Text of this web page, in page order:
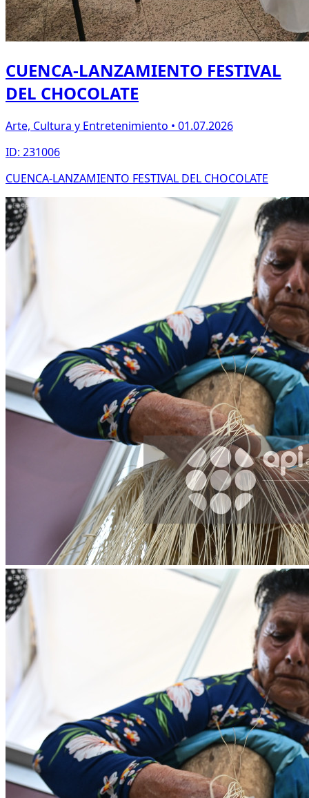
CUENCA-LANZAMIENTO FESTIVAL
DEL CHOCOLATE
Arte, Cultura y Entretenimiento • 01.07.2026
ID: 231006
CUENCA-LANZAMIENTO FESTIVAL DEL CHOCOLATE